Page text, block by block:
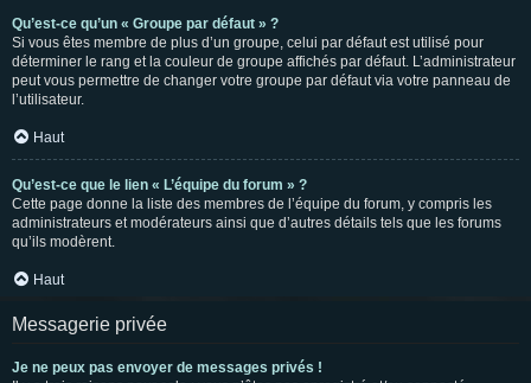
Qu’est-ce qu’un « Groupe par défaut » ?
Si vous êtes membre de plus d’un groupe, celui par défaut est utilisé pour
déterminer le rang et la couleur de groupe affichés par défaut. L’administrateur
peut vous permettre de changer votre groupe par défaut via votre panneau de
l’utilisateur.
Haut
Qu’est-ce que le lien « L’équipe du forum » ?
Cette page donne la liste des membres de l’équipe du forum, y compris les
administrateurs et modérateurs ainsi que d’autres détails tels que les forums
qu’ils modèrent.
Haut
Messagerie privée
Je ne peux pas envoyer de messages privés !